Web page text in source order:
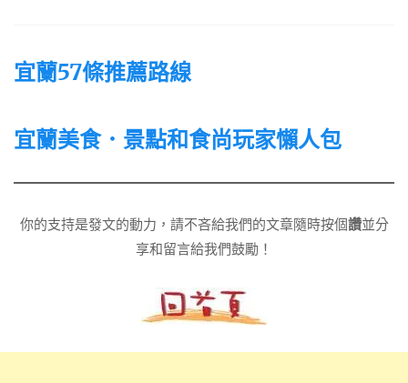
宜蘭57條推薦路線
宜蘭美食．景點和食尚玩家懶人包
你的支持是發文的動力，請不吝給我們的文章隨時按個讚並分
享和留言給我們鼓勵！